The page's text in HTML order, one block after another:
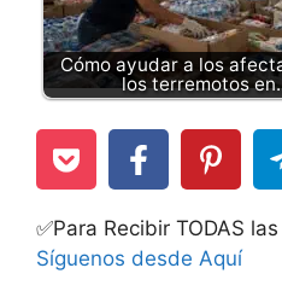
Cómo ayudar a los
los terremotos
✅Para Recibir TODAS
Síguenos desde Aquí